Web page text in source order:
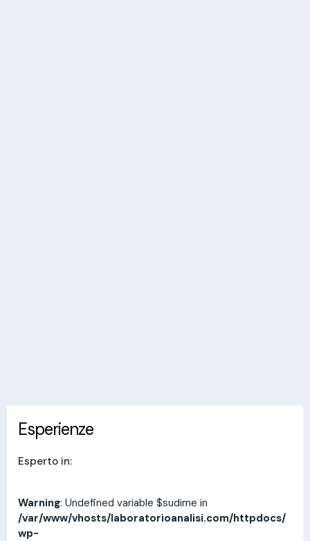
Esperienze
Esperto in:
Warning: Undefined variable $sudime in
/var/www/vhosts/laboratorioanalisi.com/httpdocs/
wp-